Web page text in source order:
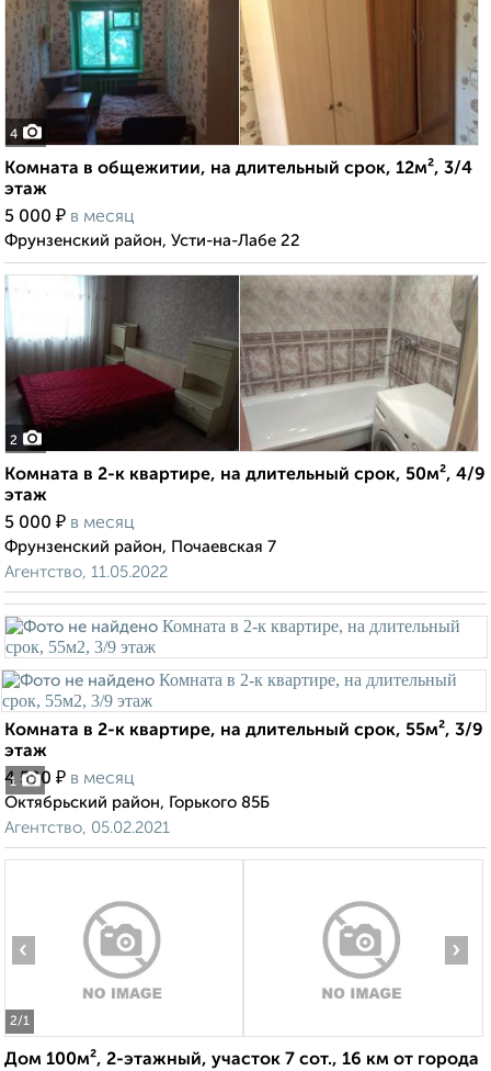
4
Комната в общежитии, на длительный срок, 12м², 3/4
этаж
5 000 ₽ в месяц
Фрунзенский район, Усти-на-Лабе 22
2
Комната в 2-к квартире, на длительный срок, 50м², 4/9
этаж
5 000 ₽ в месяц
Фрунзенский район, Почаевская 7
Агентство, 11.05.2022
1
Комната в 2-к квартире, на длительный срок, 55м², 3/9
этаж
4 500 ₽ в месяц
Октябрьский район, Горького 85Б
Агентство, 05.02.2021
2/1
‹ ›
Дом 100м², 2-этажный, участок 7 сот., 16 км от города